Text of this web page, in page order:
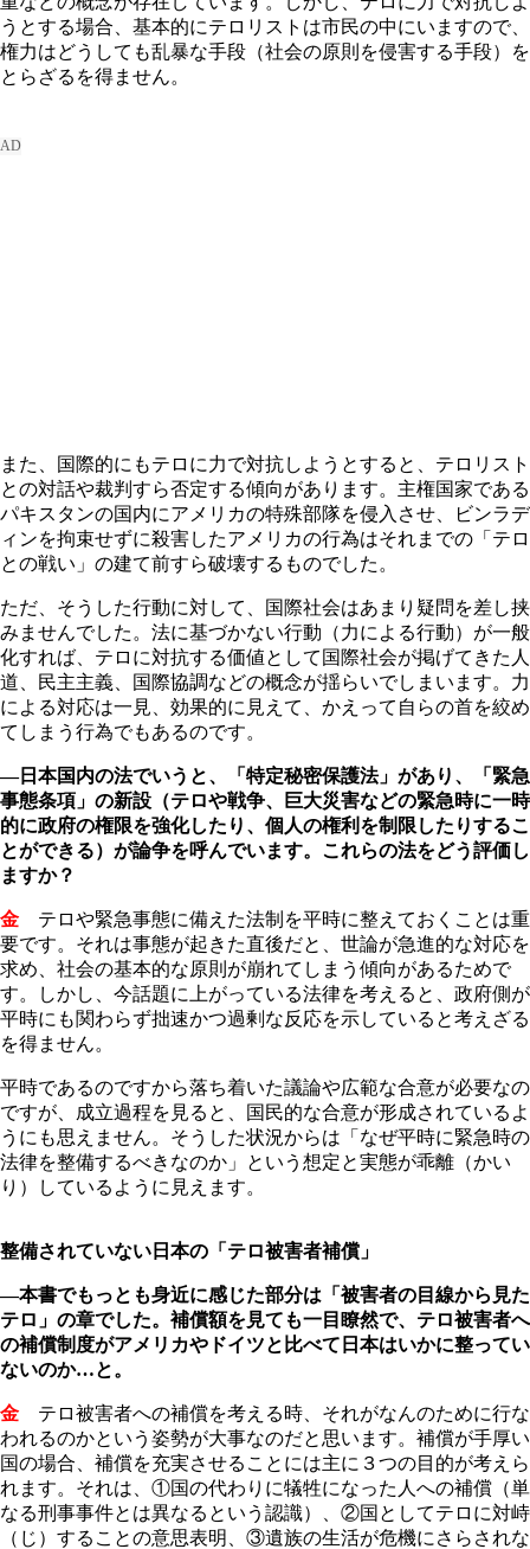
うとする場合、基本的にテロリストは市民の中にいますので、
権力はどうしても乱暴な手段（社会の原則を侵害する手段）を
とらざるを得ません。
また、国際的にもテロに力で対抗しようとすると、テロリスト
との対話や裁判すら否定する傾向があります。主権国家である
パキスタンの国内にアメリカの特殊部隊を侵入させ、ビンラデ
ィンを拘束せずに殺害したアメリカの行為はそれまでの「テロ
との戦い」の建て前すら破壊するものでした。
ただ、そうした行動に対して、国際社会はあまり疑問を差し挟
みませんでした。法に基づかない行動（力による行動）が一般
化すれば、テロに対抗する価値として国際社会が掲げてきた人
道、民主主義、国際協調などの概念が揺らいでしまいます。力
による対応は一見、効果的に見えて、かえって自らの首を絞め
てしまう行為でもあるのです。
―日本国内の法でいうと、「特定秘密保護法」があり、「緊急
事態条項」の新設（テロや戦争、巨大災害などの緊急時に一時
的に政府の権限を強化したり、個人の権利を制限したりするこ
とができる）が論争を呼んでいます。これらの法をどう評価し
ますか？
金 テロや緊急事態に備えた法制を平時に整えておくことは重
要です。それは事態が起きた直後だと、世論が急進的な対応を
求め、社会の基本的な原則が崩れてしまう傾向があるためで
す。しかし、今話題に上がっている法律を考えると、政府側が
平時にも関わらず拙速かつ過剰な反応を示していると考えざる
を得ません。
平時であるのですから落ち着いた議論や広範な合意が必要なの
ですが、成立過程を見ると、国民的な合意が形成されているよ
うにも思えません。そうした状況からは「なぜ平時に緊急時の
法律を整備するべきなのか」という想定と実態が乖離（かい
り）しているように見えます。
整備されていない日本の「テロ被害者補償」
―本書でもっとも身近に感じた部分は「被害者の目線から見た
テロ」の章でした。補償額を見ても一目瞭然で、テロ被害者へ
の補償制度がアメリカやドイツと比べて日本はいかに整ってい
ないのか…と。
金 テロ被害者への補償を考える時、それがなんのために行な
われるのかという姿勢が大事なのだと思います。補償が手厚い
国の場合、補償を充実させることには主に３つの目的が考えら
れます。それは、①国の代わりに犠牲になった人への補償（単
なる刑事事件とは異なるという認識）、②国としてテロに対峙
（じ）することの意思表明、③遺族の生活が危機にさらされな